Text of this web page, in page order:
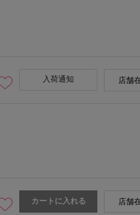
入荷通知 店舗
カートに入れる 店舗